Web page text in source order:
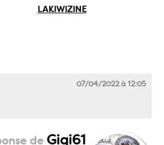
LAKIWIZINE
07/04/2022 à 12:05
Gigi61